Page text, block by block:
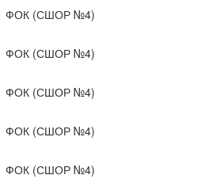
ФОК (СШОР №4)
ФОК (СШОР №4)
ФОК (СШОР №4)
ФОК (СШОР №4)
ФОК (СШОР №4)